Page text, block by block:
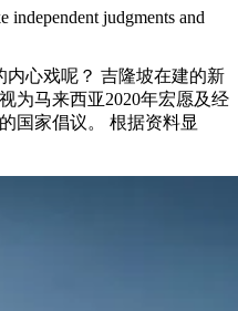
independent judgments and
心戏呢？ 吉隆坡在建的新
为马来西亚2020年宏愿及经
国家倡议。 根据资料显